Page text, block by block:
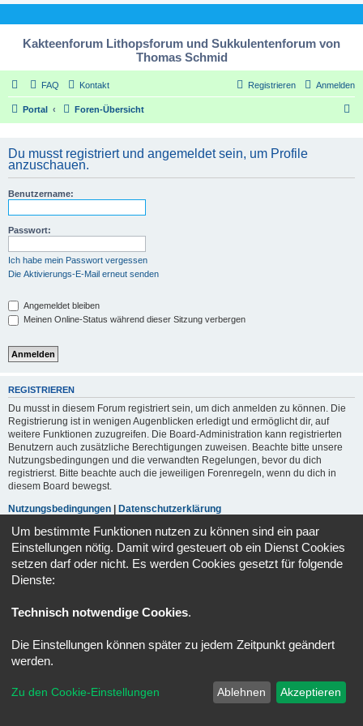
Kakteenforum Lithopsforum und Sukkulentenforum von
Thomas Schmid
FAQ Kontakt Anmelden
Registrieren
Portal Foren-Übersicht
Du musst registriert und angemeldet sein, um Profile
anzuschauen.
Benutzername:
Passwort:
Ich habe mein Passwort vergessen
Die Aktivierungs-E-Mail erneut senden
Angemeldet bleiben
Meinen Online-Status während dieser Sitzung verbergen
REGISTRIEREN
Du musst in diesem Forum registriert sein, um dich anmelden zu können. Die
Registrierung ist in wenigen Augenblicken erledigt und ermöglicht dir, auf
weitere Funktionen zuzugreifen. Die Board-Administration kann registrierten
Benutzern auch zusätzliche Berechtigungen zuweisen. Beachte bitte unsere
Nutzungsbedingungen und die verwandten Regelungen, bevor du dich
registrierst. Bitte beachte auch die jeweiligen Forenregeln, wenn du dich in
diesem Board bewegst.
Nutzungsbedingungen
Datenschutzerklärung
Registrieren
Powered byphpBB ® Forum Software © phpBB Limited
Datenschutz|Nutzungsbedingungen
Um bestimmte Funktionen nutzen zu können sind ein paar
Einstellungen nötig. Damit wird gesteuert ob ein Dienst Cookies
setzen darf oder nicht. Es werden Cookies gesetzt für folgende
Dienste:
Technisch notwendige Cookies.
Die Einstellungen können später zu jedem Zeitpunkt geändert
werden.
Zu den Cookie-Einstellungen Ablehnen Akzeptieren